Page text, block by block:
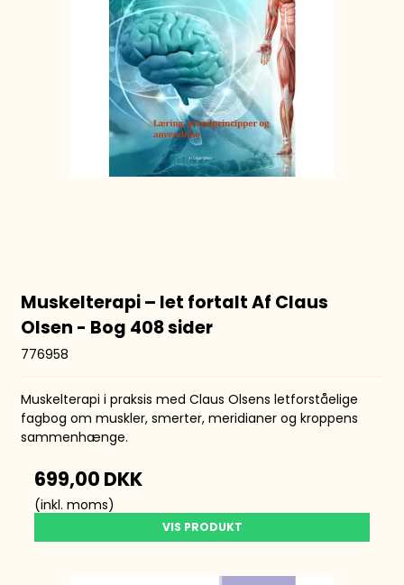
Muskelterapi – let fortalt Af Claus
Olsen - Bog 408 sider
776958
Muskelterapi i praksis med Claus Olsens letforståelige
fagbog om muskler, smerter, meridianer og kroppens
sammenhænge.
699,00 DKK
(inkl. moms)
VIS PRODUKT